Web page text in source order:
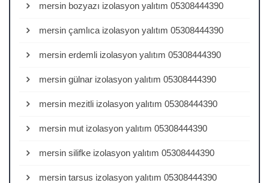
mersin bozyazı izolasyon yalıtım 05308444390
mersin çamlıca izolasyon yalıtım 05308444390
mersin erdemli izolasyon yalıtım 05308444390
mersin gülnar izolasyon yalıtım 05308444390
mersin mezitli izolasyon yalıtım 05308444390
mersin mut izolasyon yalıtım 05308444390
mersin silifke izolasyon yalıtım 05308444390
mersin tarsus izolasyon yalıtım 05308444390